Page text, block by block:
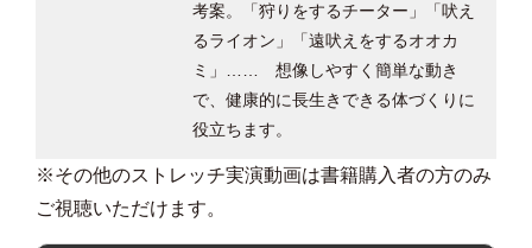
V
i
考案。「狩りをするチーター」「吠え
るライオン」「遠吠えをするオオカ
ミ」…… 想像しやすく簡単な動き
で、健康的に長生きできる体づくりに
役立ちます。
※その他のストレッチ実演動画は書籍購入者の方のみ
ご視聴いただけます。